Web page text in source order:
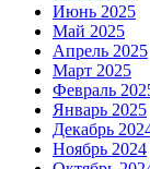
Июнь 2025
Май 2025
Апрель 2025
Март 2025
Февраль
Январь 2025
Декабрь
Ноябрь 2024